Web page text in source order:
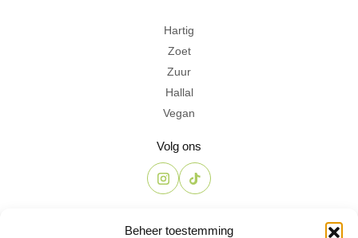
Beheer toestemming
Hartig
Zoet
Zuur
Hallal
Vegan
Volg ons